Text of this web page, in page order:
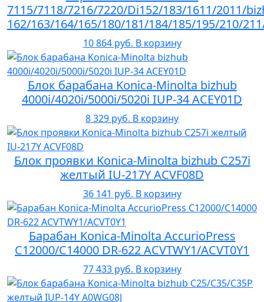
7115/7118/7216/7220/Di152/183/1611/2011/
162/163/164/165/180/181/184/185/195/210/
10 864 руб. В корзину
Блок барабана Konica-Minolta bizhub
4000i/4020i/5000i/5020i IUP-34 ACEY01D
8 329 руб. В корзину
Блок проявки Konica-Minolta bizhub C257i
желтый IU-217Y ACVF08D
36 141 руб. В корзину
Барабан Konica-Minolta AccurioPress
C12000/C14000 DR-622 ACVTWY1/ACVT0Y1
77 433 руб. В корзину